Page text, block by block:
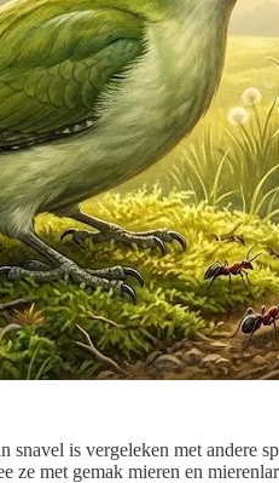
is vergeleken met andere
ze met gemak mieren en